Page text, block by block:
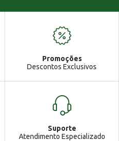
Promoções
Descontos Exclusivos
Suporte
Atendimento Especializado